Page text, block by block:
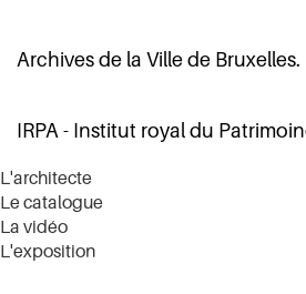
Archives de la Ville de Bruxelles.
IRPA - Institut royal du
L'architecte
Le catalogue
La vidéo
L'exposition